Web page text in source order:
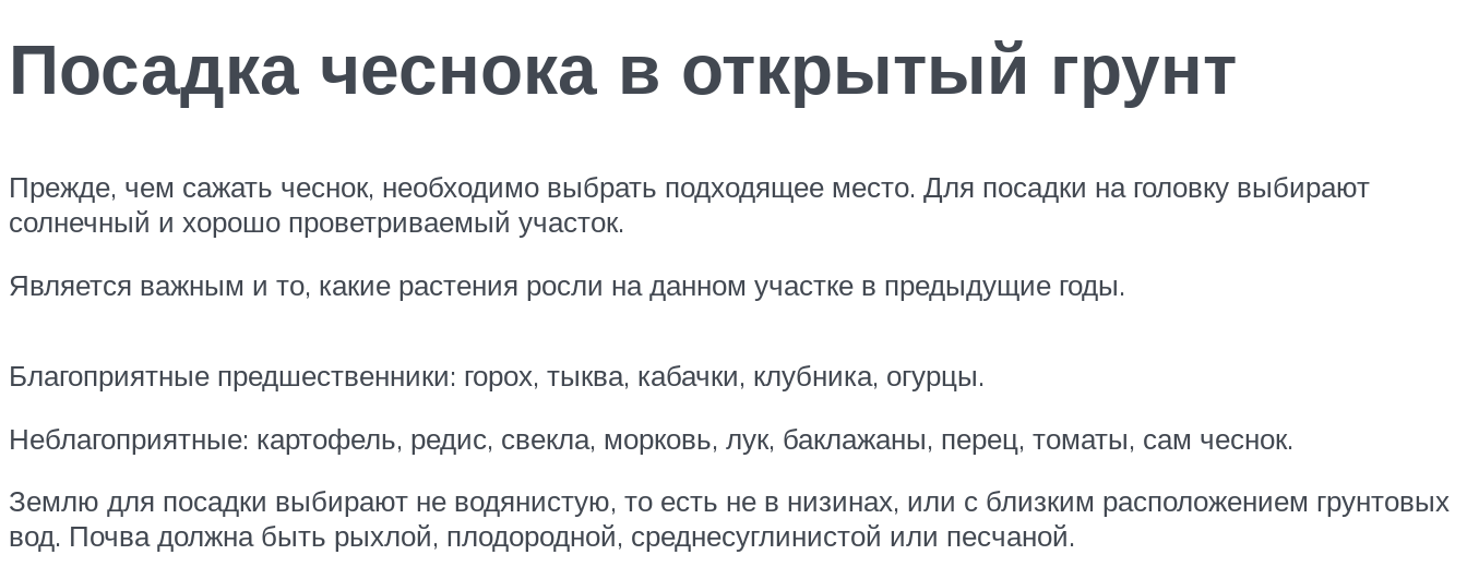
Посадка чеснока в открытый грунт
Прежде, чем сажать чеснок, необходимо выбрать подходящее место. Для посадки на головку выбирают
солнечный и хорошо проветриваемый участок.
Является важным и то, какие растения росли на данном участке в предыдущие годы.
Благоприятные предшественники: горох, тыква, кабачки, клубника, огурцы.
Неблагоприятные: картофель, редис, свекла, морковь, лук, баклажаны, перец, томаты, сам чеснок.
Землю для посадки выбирают не водянистую, то есть не в низинах, или с близким расположением грунтовых
вод. Почва должна быть рыхлой, плодородной, среднесуглинистой или песчаной.